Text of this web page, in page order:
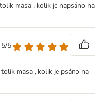
masa , kolik je napsáno na
5/5
masa , kolik je psáno na